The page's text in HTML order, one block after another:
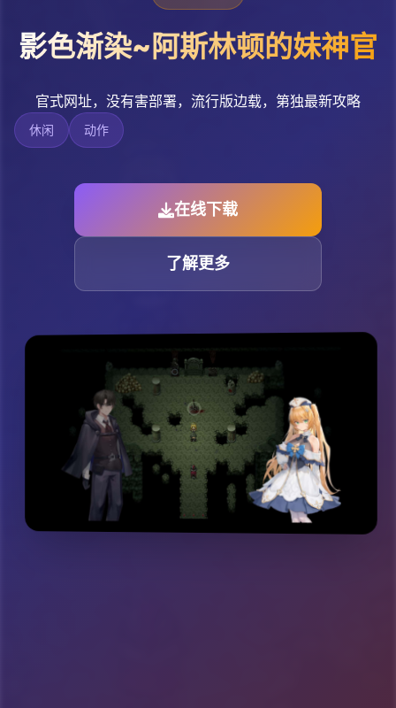
影色渐染~阿斯林顿的妹神官
官式网址，没有害部署，流行版边载，第独最新攻略
休闲 动作
在线下载
了解更多